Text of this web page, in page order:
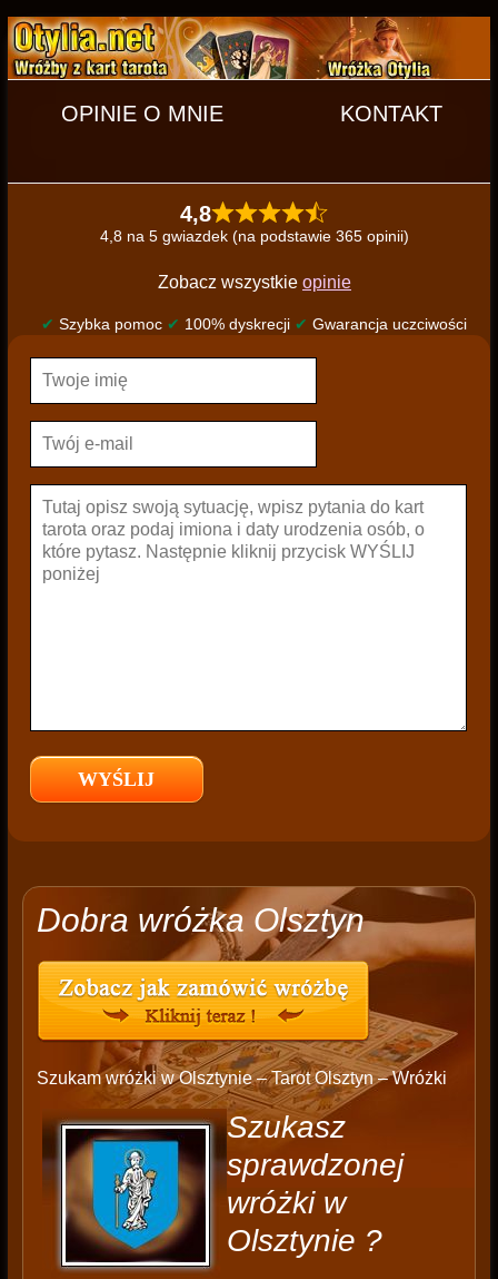
OPINIE O MNIE KONTAKT
4,8
4,8 na 5 gwiazdek (na podstawie 365 opinii)
Zobacz wszystkie opinie
✔ Szybka pomoc ✔ 100% dyskrecji ✔ Gwarancja uczciwości
Dobra wróżka Olsztyn
Szukam wróżki w Olsztynie – Tarot Olsztyn – Wróżki
Szukasz
sprawdzonej
wróżki w
Olsztynie ?